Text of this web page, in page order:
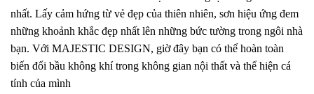
nhất. Lấy cảm hứng từ vẻ đẹp của thiên nhiên, sơn hiệu ứng đem
những khoảnh khắc đẹp nhất lên những bức tường trong ngôi nhà
bạn. Với MAJESTIC DESIGN, giờ đây bạn có thể hoàn toàn
biến đổi bầu không khí trong không gian nội thất và thể hiện cá
tính của mình